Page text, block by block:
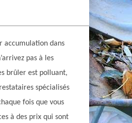
accumulation dans
pas à les
brûler est polluant,
spécialisés
fois que vous
à des prix qui sont